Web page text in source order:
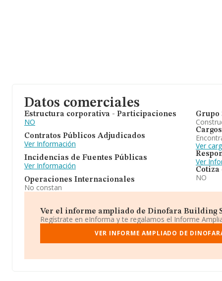
Datos comerciales
Estructura corporativa - Participaciones
NO
Contratos Públicos Adjudicados
Ver Información
Incidencias de Fuentes Públicas
Ver Información
Operaciones Internacionales
No constan
Grupo
Cargos
Ver
Ver
Cotiza
NO
Ver el informe ampliado de Dinofara Building
Regístrate en eInforma y te regalamos el Informe
VER INFORME AMPLIADO DE